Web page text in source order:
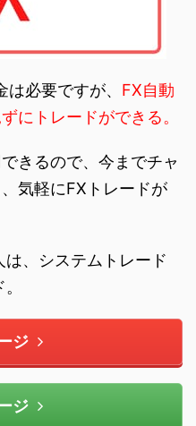
必要ですが、 FX自動
にトレードができる。
きるので、今までチャ
気軽にFXトレードが
、システムトレード
ジ
ジ